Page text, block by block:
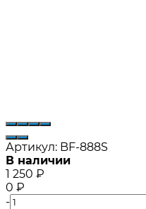
Артикул: BF-888S
В наличии
1 250 ₽
0 ₽
-